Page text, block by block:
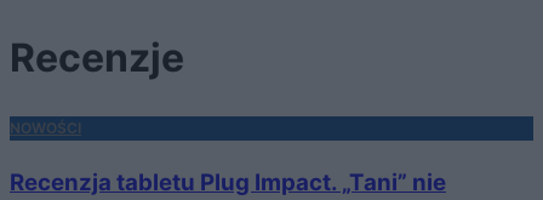
Recenzje
NOWOŚCI
Recenzja tabletu Plug Impact. „Tani” nie